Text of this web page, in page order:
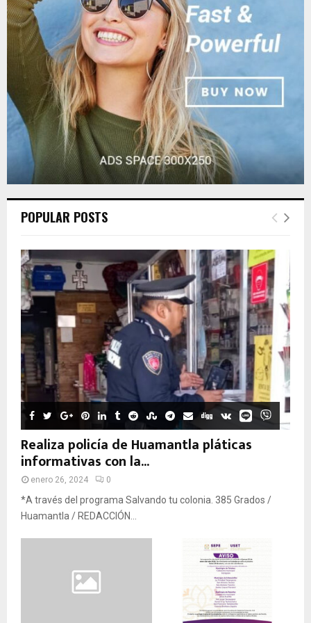
r
:
C
POPULAR POSTS
Realiza policía de Huamantla pláticas
informativas con la...
enero 26, 2024 0
*A través del programa Salvando tu colonia. 385 Grados /
Huamantla / REDACCIÓN...